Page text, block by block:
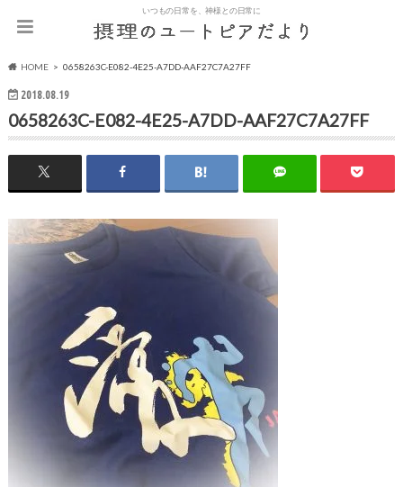
いつもの日常を、神様との日常に
HOME 0658263C-E082-4E25-A7DD-AAF27C7A27FF
2018.08.19
0658263C-E082-4E25-A7DD-AAF27C7A27FF